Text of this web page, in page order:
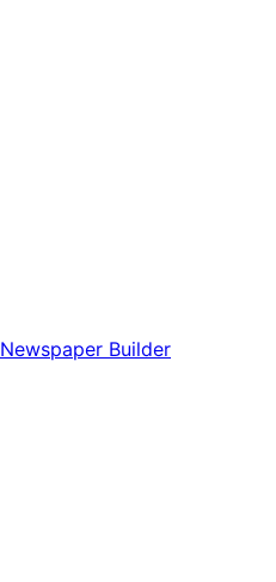
Newspaper Builder